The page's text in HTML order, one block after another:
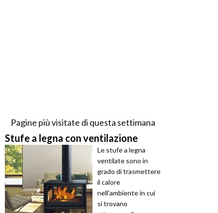
Pagine più visitate di questa settimana
Stufe a legna con ventilazione
Le stufe a legna
ventilate sono in
grado di trasmettere
il calore
nell'ambiente in cui
si trovano